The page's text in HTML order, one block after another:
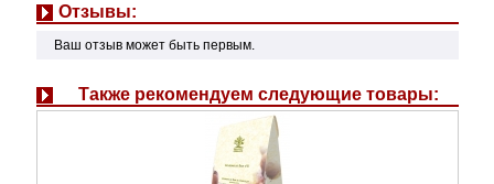
Отзывы:
Ваш отзыв может быть первым.
Также рекомендуем следующие товары: